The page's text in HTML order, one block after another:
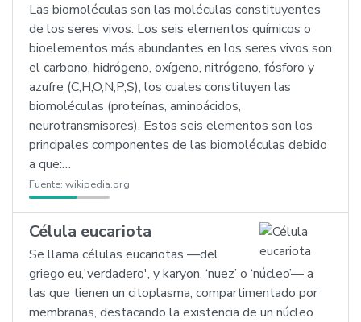
Las biomoléculas son las moléculas constituyentes
de los seres vivos. Los seis elementos químicos o
bioelementos más abundantes en los seres vivos son
el carbono, hidrógeno, oxígeno, nitrógeno, fósforo y
azufre (C,H,O,N,P,S), los cuales constituyen las
biomoléculas (proteínas, aminoácidos,
neurotransmisores). Estos seis elementos son los
principales componentes de las biomoléculas debido
a que:…
Fuente: wikipedia.org
Célula eucariota
Se llama células eucariotas —del
griego eu,'verdadero', y karyon, ‘nuez’ o ‘núcleo’— a
las que tienen un citoplasma, compartimentado por
membranas, destacando la existencia de un núcleo